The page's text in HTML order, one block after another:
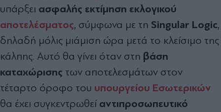
υπάρξει ασφαλής εκτίμηση εκλογικού
αποτελέσματος, σύμφωνα με τη Singular Logic,
δηλαδή μόλις μιάμιση ώρα μετά το κλείσιμο της
κάλπης. Αυτό θα γίνει όταν στη βάση
καταχώρισης των αποτελεσμάτων στον
τέταρτο όροφο του υπουργείου Εσωτερικών
θα έχει συγκεντρωθεί αντιπροσωπευτικό